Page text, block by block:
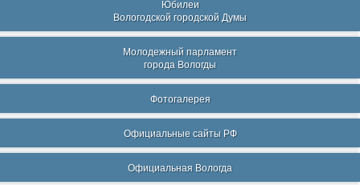
Юбилеи
Вологодской городской Думы
Молодежный парламент
города Вологды
Фотогалерея
Официальные сайты РФ
Официальная Вологда